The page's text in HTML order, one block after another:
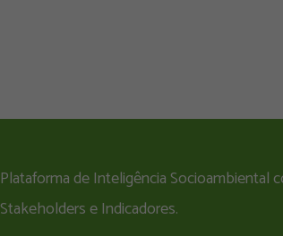
Plataforma de Inteligência Socioambiental
Stakeholders e Indicadores.